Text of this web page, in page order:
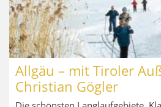
Allgäu – mit Tiroler
Christian Gögler